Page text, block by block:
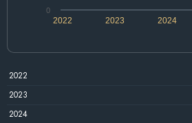
2022 2024
2023
0
2022
2023
2024